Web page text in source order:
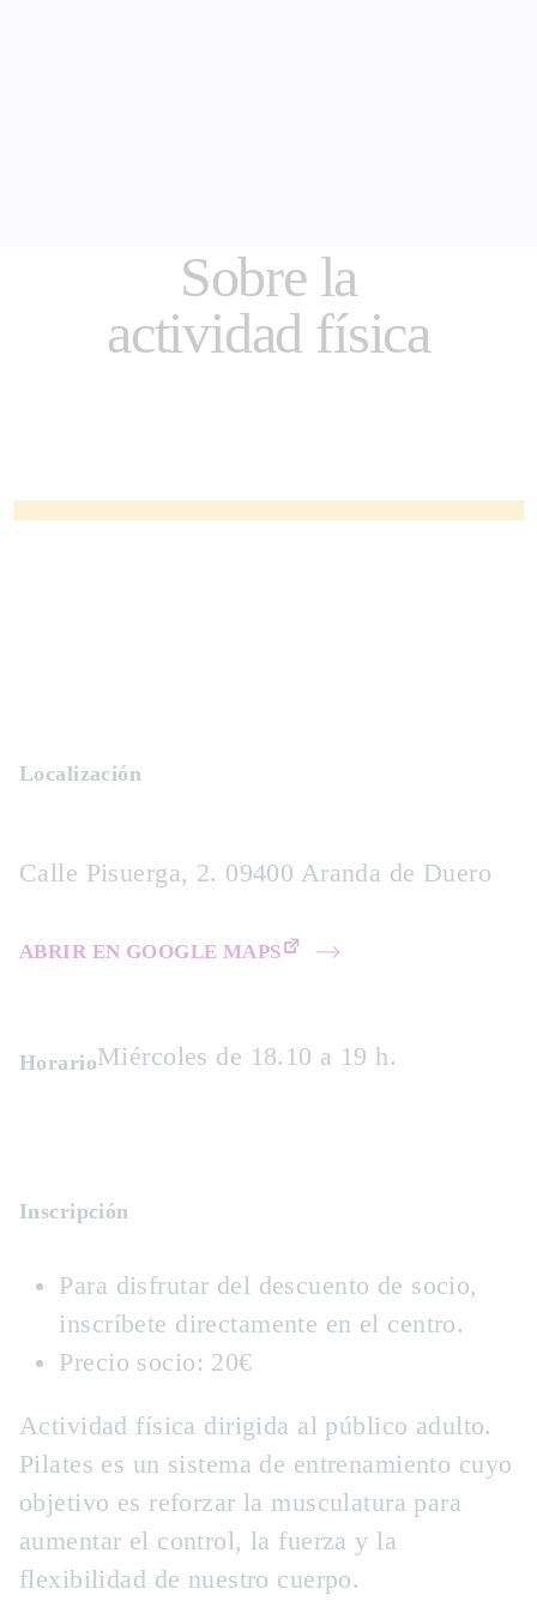
Sobre la
actividad física
Localización
Calle Pisuerga, 2. 09400 Aranda de Duero
ABRIR EN GOOGLE MAPS
HorarioMiércoles de 18.10 a 19 h.
Inscripción
Para disfrutar del descuento de socio,
inscríbete directamente en el centro.
Precio socio: 20€
Actividad física dirigida al público adulto.
Pilates es un sistema de entrenamiento cuyo
objetivo es reforzar la musculatura para
aumentar el control, la fuerza y la
flexibilidad de nuestro cuerpo.